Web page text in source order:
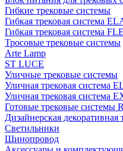
Гибкие трековые системы
Гибкая трековая система
Гибкая трековая система
Тросовые трековые системы
Arte Lamp
ST LUCE
Уличные трековые системы
Уличная трековая система
Уличная трековая система
Готовые трековые системы
Дизайнерская
Светильники
Шинопровод